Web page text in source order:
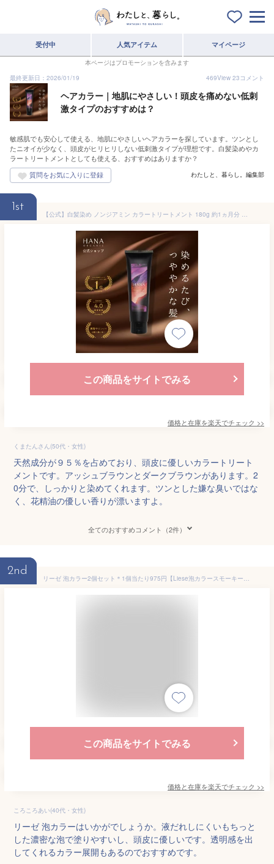
受付中 人気アイテム マイページ
本ページはプロモーションを含みます
最終更新日：2026/01/19
469View 23コメント
ヘアカラー｜地肌にやさしい！頭皮を痛めない低刺
激タイプのおすすめは？
敏感肌でも安心して使える、地肌にやさしいヘアカラーを探しています。ツンとし
たニオイが少なく、頭皮がヒリヒリしない低刺激タイプが理想です。白髪染めやカ
ラートリートメントとしても使える、おすすめはありますか？
わたしと、暮らし。編集部
1st
【公式】白髪染め ノンジアミン カラートリートメント 180g 約1ヵ月分 白髪染め トリートメント カラーコンディショナー 無添加 アッシュブラウン ダークブラウン ヘアカラー毛染め 低刺激 天然95％ 国産オーガニック ハナオーガニック
この商品をサイトでみる
価格と在庫を楽天でチェック >>
くまたんさん(50代・女性)
天然成分が９５％を占めており、頭皮に優しいカラートリート
メントです。アッシュブラウンとダークブラウンがあります。2
0分で、しっかりと染めてくれます。ツンとした嫌な臭いではな
く、花精油の優しい香りが漂いますよ。
全てのおすすめコメント（2件）
2nd
リーゼ 泡カラー2個セット＊1個当たり975円【Liese泡カラースモーキーアッシュグレイ ( 108ml )(医薬部外品)】花王ヘアカラー
この商品をサイトでみる
価格と在庫を楽天でチェック >>
ころころあい(40代・女性)
リーゼ 泡カラーはいかがでしょうか。液だれしにくいもちっと
した濃密な泡で塗りやすいし、頭皮に優しいです。透明感を出
してくれるカラー展開もあるのでおすすめです。